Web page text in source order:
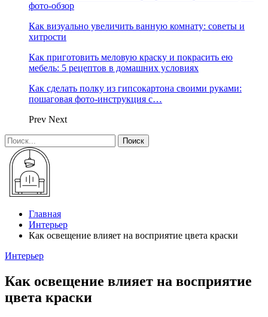
фото-обзор
Как визуально увеличить ванную комнату: советы и
хитрости
Как приготовить меловую краску и покрасить ею
мебель: 5 рецептов в домашних условиях
Как сделать полку из гипсокартона своими руками:
пошаговая фото-инструкция с…
Prev Next
Главная
Интерьер
Как освещение влияет на восприятие цвета краски
Интерьер
Как освещение влияет на восприятие
цвета краски